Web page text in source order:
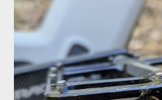
Pembree D3A Large - britská
gripem
Pembree D3A Large - britská
gripem